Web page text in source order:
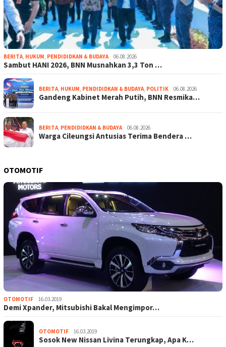
BERITA, HUKUM, PENDIDIDKAN & BUDAYA 06.08.2026
Sambut HANI 2026, BNN Musnahkan 3,3 Ton …
BERITA, HUKUM, PENDIDIDKAN & BUDAYA, POLITIK 06.08.2026
Gandeng Kabinet Merah Putih, BNN Resmika…
BERITA, PENDIDIDKAN & BUDAYA 06.08.2026
Warga Cileungsi Antusias Terima Bendera …
OTOMOTIF
OTOMOTIF 16.03.2019
Demi Xpander, Mitsubishi Bakal Mengimpor…
OTOMOTIF 16.03.2019
Sosok New Nissan Livina Terungkap, Apa K…